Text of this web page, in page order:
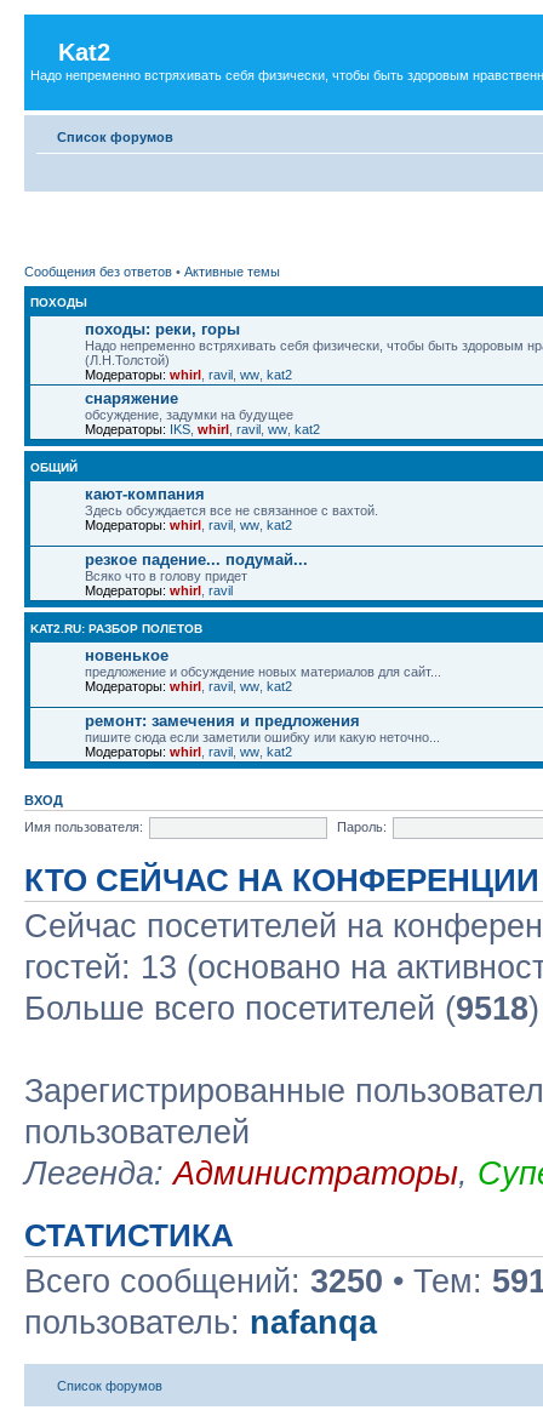
Kat2
Надо непременно встряхивать себя физически, чтобы быть здоровым
Список форумов
Сообщения без ответов • Активные темы
ПОХОДЫ
походы: реки, горы
Надо непременно встряхивать себя физически, чтобы быть здоровым
(Л.Н.Толстой)
Модераторы: whirl ravil ww kat2
снаряжение
обсуждение, задумки на будущее
Модераторы: IKS whirl ravil ww kat2
ОБЩИЙ
кают-компания
Здесь обсуждается все не связанное с вахтой.
Модераторы: whirl ravil ww kat2
резкое падение... подумай...
Всяко что в голову придет
Модераторы: whirl ravil
KAT2.RU: РАЗБОР ПОЛЕТОВ
новенькое
предложение и обсуждение новых материалов для сайт...
Модераторы: whirl ravil ww kat2
ремонт: замечения и предложения
пишите сюда если заметили ошибку или какую неточно...
Модераторы: whirl ravil ww kat2
ВХОД
Имя пользователя:
Пароль:
КТО СЕЙЧАС НА КОНФЕРЕНЦИИ
Сейчас посетителей на
гостей: 13 (основано на
Больше всего посетителей (9518
Зарегистрированные
пользователей
Легенда:Администраторы,
СТАТИСТИКА
Всего сообщений: 3250 • Тем:
пользователь: nafanqa
Список форумов